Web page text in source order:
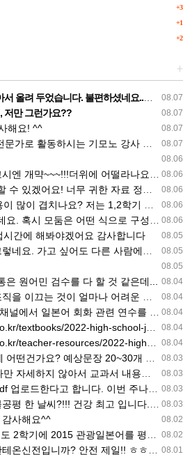
+3
+1
+2
+
08.07
두었습니다. 불편하셨네요..죄송합니다..
08.07
저만 그런가요??
08.07
해요! ^^
08.07
로 활동하시는 기모노 강사 이십니다.
08.06
08.06
~~~!!!더위에 어떨라나요...감사합니다. ^^
08.06
어요! 너무 귀한 자료 정말 감사합니다!!!
08.06
1,2학기 출판사가 달라서인지, 회화 단어와 분량이 더 많다…
08.06
으로 구성하셨을까요? 진단평가를 보시고 모둠장(도우미학생)…
08.05
간에 해봐야겠어요 감사합니다
08.05
도 다른 사람에게 민폐는 안되는 것... 감사해요. ^^
08.05
08.04
은 원어민 검수를 다 할 것 같은데...
08.04
어려운 일일까요? 우선 봉사하는 마음이 필요!!! 감사해요…
08.04
련 연수를 저작 직강으로 한다고 합니다. 많이 도움이 되실…
08.04
textbooks/2022-high-school-jap…
08.04
teacher-resources/2022-high-sc…
08.03
20~30개 중 몇개를 틀어주고 들리는대로 쓰는 건가요? 자세…
08.03
내용에 맞게 좀 더 구체적으로 재구조화를 하신 선생님이 계…
08.03
다. 이번 주나 다음 주에 e-book 기반 전자저작물도 업로드…
08.03
평 한 날씨?!!! 건강 최고 입니다. ^^
08.02
사해요^^
08.02
본어를 평가계획을 세우려고 하는데. ..아무리 찾아도 없어…
08.01
전입니까? 안전 제일!! ㅎㅎ 감사해요. ^^